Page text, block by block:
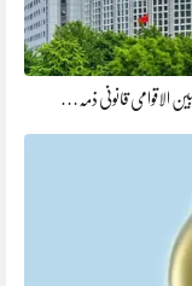
الاقوامی قانونی ذمہ…